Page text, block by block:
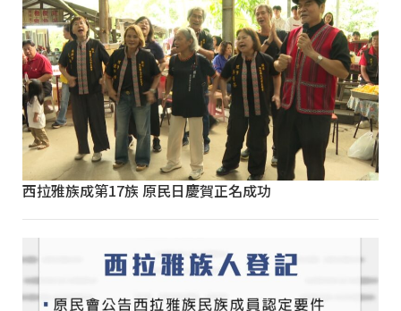
西拉雅族成第17族 原民日慶賀正名成功